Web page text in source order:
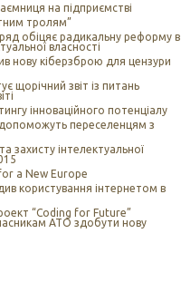
на підприємстві
тролям”
обіцяє радикальну реформу в
власності
нову кіберзброю для цензури
щорічний звіт із питань
інноваційного потенціалу
переселенцям з
захисту інтелектуальної
a New Europe
користування інтернетом в
“Coding for Future”
АТО здобути нову